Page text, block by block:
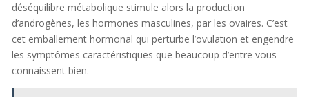
déséquilibre métabolique stimule alors la production
d’androgènes, les hormones masculines, par les ovaires. C’est
cet emballement hormonal qui perturbe l’ovulation et engendre
les symptômes caractéristiques que beaucoup d’entre vous
connaissent bien.